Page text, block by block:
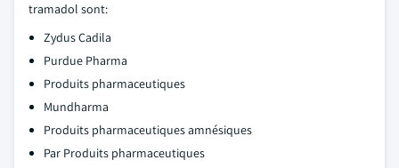
tramadol sont:
Zydus Cadila
Purdue Pharma
Produits pharmaceutiques
Mundharma
Produits pharmaceutiques amnésiques
Par Produits pharmaceutiques